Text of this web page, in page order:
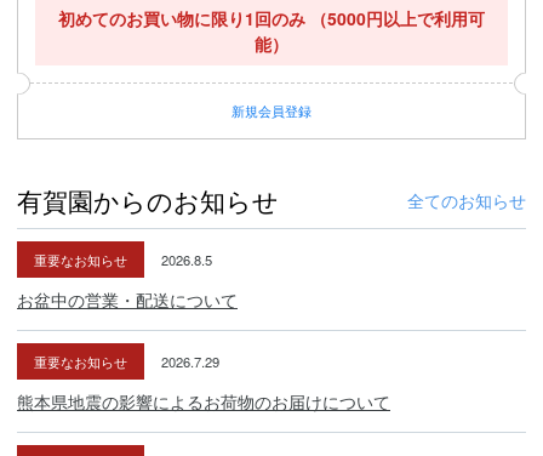
初めてのお買い物に限り1回のみ
（5000円以上で利用可
能）
新規会員登録
有賀園からのお知らせ 全てのお知らせ
重要なお知らせ 2026.8.5
お盆中の営業・配送について
重要なお知らせ 2026.7.29
熊本県地震の影響によるお荷物のお届けについて